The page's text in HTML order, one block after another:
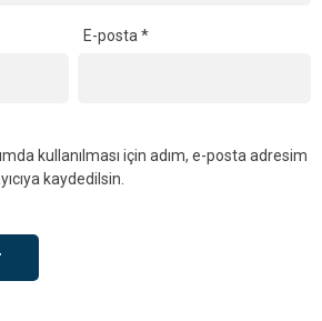
E-posta*
kullanılması için adım, e-posta adresim
kaydedilsin.